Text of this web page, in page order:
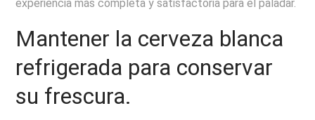
experiencia más completa y satisfactoria para el paladar.
Mantener la cerveza blanca
refrigerada para conservar
su frescura.